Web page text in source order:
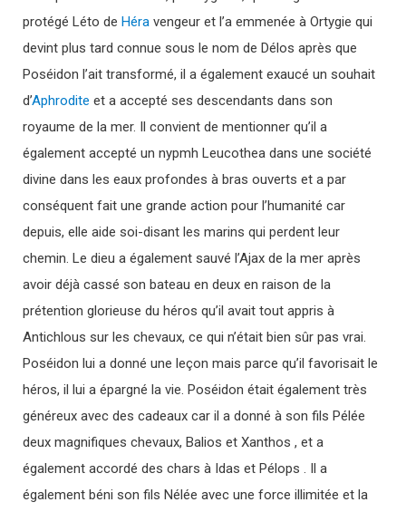
protégé Léto de Héra vengeur et l’a emmenée à Ortygie qui
devint plus tard connue sous le nom de Délos après que
Poséidon l’ait transformé, il a également exaucé un souhait
d’Aphrodite et a accepté ses descendants dans son
royaume de la mer. Il convient de mentionner qu’il a
également accepté un nypmh Leucothea dans une société
divine dans les eaux profondes à bras ouverts et a par
conséquent fait une grande action pour l’humanité car
depuis, elle aide soi-disant les marins qui perdent leur
chemin. Le dieu a également sauvé l’Ajax de la mer après
avoir déjà cassé son bateau en deux en raison de la
prétention glorieuse du héros qu’il avait tout appris à
Antichlous sur les chevaux, ce qui n’était bien sûr pas vrai.
Poséidon lui a donné une leçon mais parce qu’il favorisait le
héros, il lui a épargné la vie. Poséidon était également très
généreux avec des cadeaux car il a donné à son fils Pélée
deux magnifiques chevaux, Balios et Xanthos , et a
également accordé des chars à Idas et Pélops . Il a
également béni son fils Nélée avec une force illimitée et la